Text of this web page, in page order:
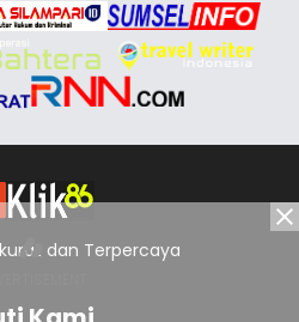
dan Terpercaya